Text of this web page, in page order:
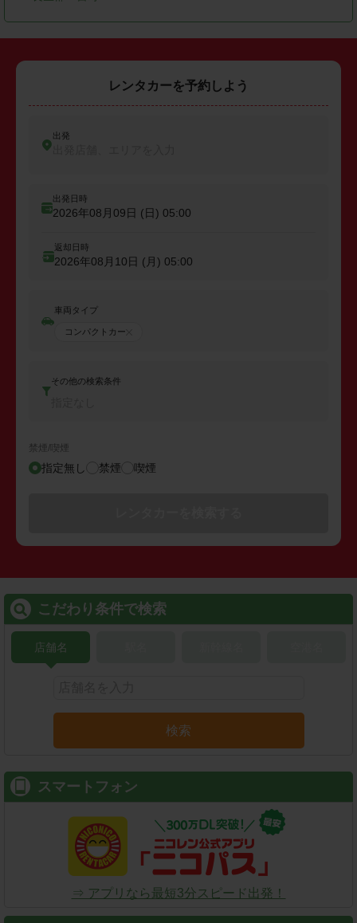
レンタカーを予約しよう
出発
出発日時
2026年08月09日 (日) 05:00
返却日時
2026年08月10日 (月) 05:00
車両タイプ
コンパクトカー
その他の検索条件
禁煙/喫煙
指定無し 禁煙 喫煙
こだわり条件で検索
店舗名
検索
スマートフォン
⇒ アプリなら最短3分スピード出発！